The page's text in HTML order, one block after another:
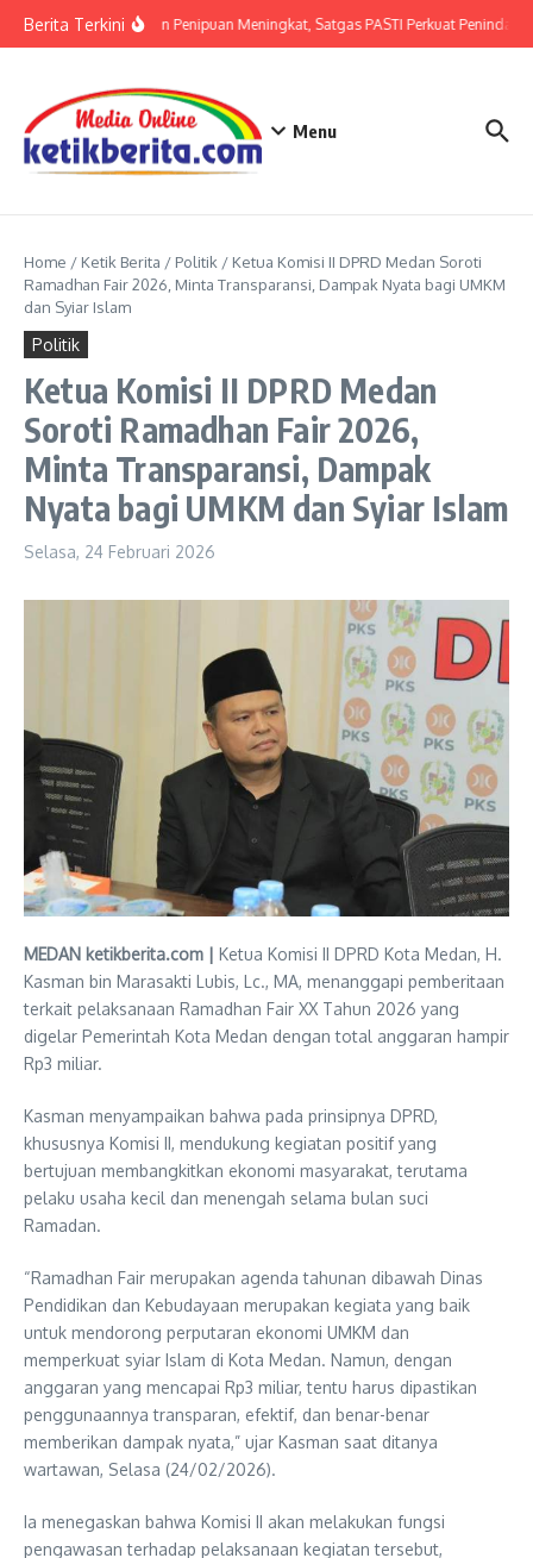
Berita TerkiniAncaman Penipuan Meningkat, Satgas PASTI Perkuat Penindakan
Menu
Home / Ketik Berita / Politik / Ketua Komisi II DPRD Medan Soroti
Ramadhan Fair 2026, Minta Transparansi, Dampak Nyata bagi UMKM
dan Syiar Islam
Politik
Ketua Komisi II DPRD Medan
Soroti Ramadhan Fair 2026,
Minta Transparansi, Dampak
Nyata bagi UMKM dan Syiar Islam
Selasa, 24 Februari 2026
MEDAN ketikberita.com |
Ketua Komisi II DPRD Kota Medan, H.
Kasman bin Marasakti Lubis, Lc., MA, menanggapi pemberitaan
terkait pelaksanaan Ramadhan Fair XX Tahun 2026 yang
digelar Pemerintah Kota Medan dengan total anggaran hampir
Rp3 miliar.
Kasman menyampaikan bahwa pada prinsipnya DPRD,
khususnya Komisi II, mendukung kegiatan positif yang
bertujuan membangkitkan ekonomi masyarakat, terutama
pelaku usaha kecil dan menengah selama bulan suci
Ramadan.
“Ramadhan Fair merupakan agenda tahunan dibawah Dinas
Pendidikan dan Kebudayaan merupakan kegiata yang baik
untuk mendorong perputaran ekonomi UMKM dan
memperkuat syiar Islam di Kota Medan. Namun, dengan
anggaran yang mencapai Rp3 miliar, tentu harus dipastikan
penggunaannya transparan, efektif, dan benar-benar
memberikan dampak nyata,” ujar Kasman saat ditanya
wartawan, Selasa (24/02/2026).
Ia menegaskan bahwa Komisi II akan melakukan fungsi
pengawasan terhadap pelaksanaan kegiatan tersebut,